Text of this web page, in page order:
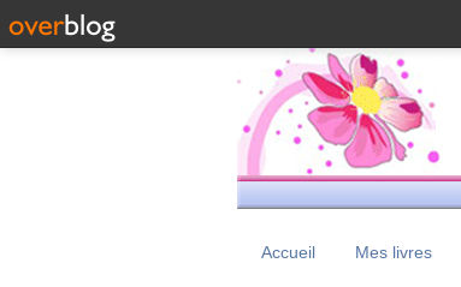
Accueil Mes livres